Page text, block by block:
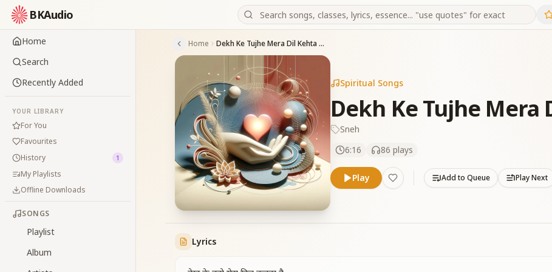
BKAudio
Home
Search
Recently Added
YOUR LIBRARY
For You
Favourites
History
1
My Playlists
Offline Downloads
SONGS
Playlist
Album
Home Dekh Ke Tujhe Mera Dil Kehta Hai
Spiritual Songs
Dekh Ke Tujhe Mera
Sneh
6:16
86 plays
Play Add to Queue Play Next
Lyrics